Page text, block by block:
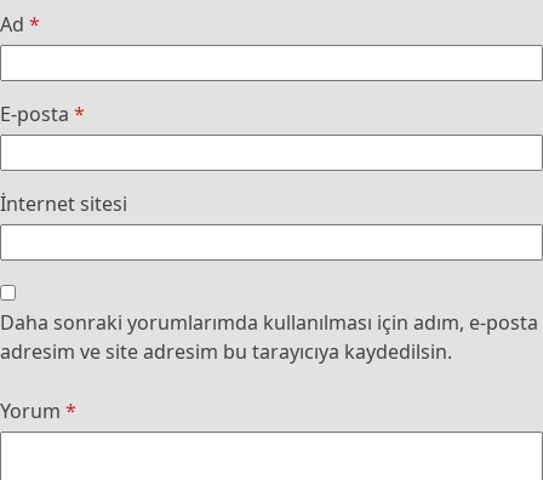
Ad *
E-posta *
İnternet sitesi
Daha sonraki yorumlarımda kullanılması için adım, e-posta
adresim ve site adresim bu tarayıcıya kaydedilsin.
Yorum *